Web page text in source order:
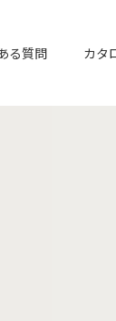
る質問 カタ